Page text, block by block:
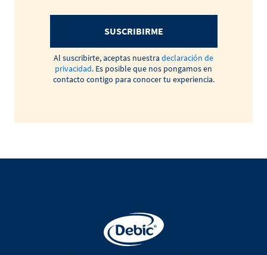
SUSCRIBIRME
Al suscribirte, aceptas nuestra declaración de
privacidad. Es posible que nos pongamos en
contacto contigo para conocer tu experiencia.